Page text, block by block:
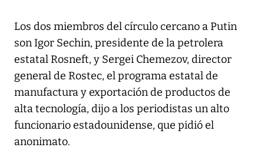
Los dos miembros del círculo cercano a Putin
son Igor Sechin, presidente de la petrolera
estatal Rosneft, y Sergei Chemezov, director
general de Rostec, el programa estatal de
manufactura y exportación de productos de
alta tecnología, dijo a los periodistas un alto
funcionario estadounidense, que pidió el
anonimato.